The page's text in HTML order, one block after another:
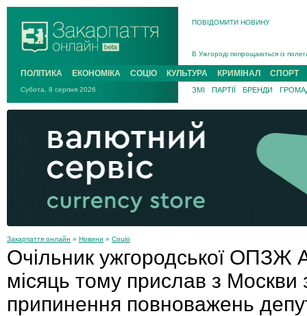
ПОВІДОМИТИ НОВИНУ
В Ужгороді 5 серпня
Підтвердили загибель
На війні з рф поліг військовий з
ПОЛІТИКА ЕКОНОМІКА СОЦІО КУЛЬТУРА КРИМІНАЛ СПОРТ
Субота, 8 серпня 2026 ЗМІ ПАРТІЇ БРЕНДИ
Закарпаття онлайн » Новини » Соціо
Очільник ужгородської ОПЗЖ
місяць тому прислав з Москви
припинення повноважень